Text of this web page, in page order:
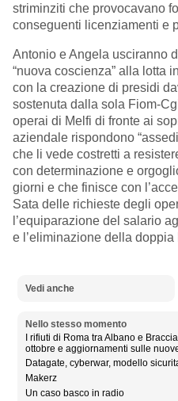
striminziti che provocavano
conseguenti licenziamenti e
Antonio e Angela usciranno
“nuova coscienza” alla lotta
con la creazione di presidi
sostenuta dalla sola Fiom-
operai di Melfi di fronte ai
aziendale rispondono
che li vede costretti a
con determinazione e
giorni e che finisce con
Sata delle richieste degli
l’equiparazione del salario
e l’eliminazione della doppia
Vedi anche
Nello stesso momento
I rifiuti di Roma tra Albano e
ottobre e aggiornamenti sulle
Datagate, cyberwar, modello
Makerz
Un caso basco in radio